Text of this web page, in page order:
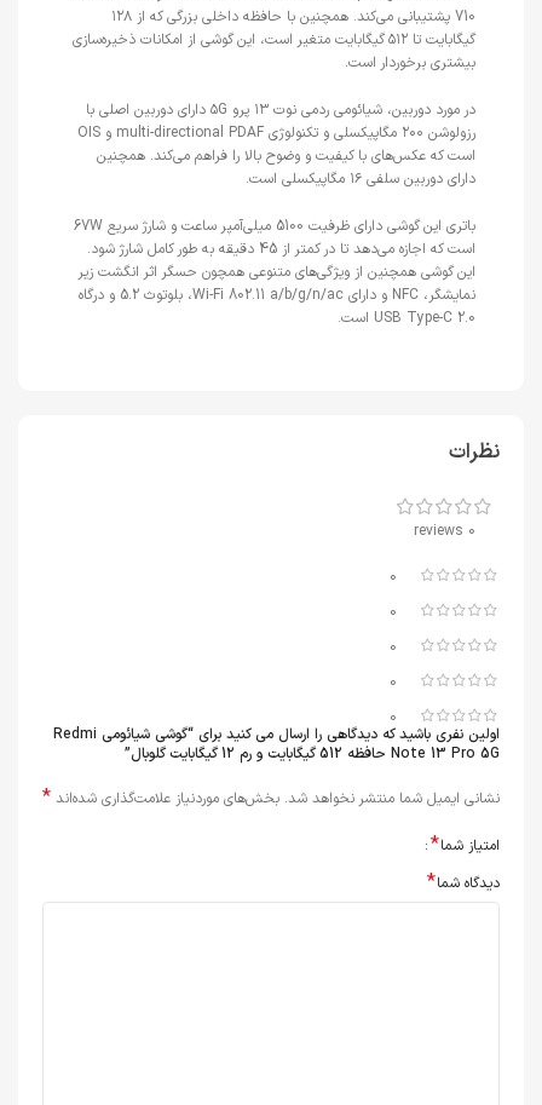
710 پشتیبانی می‌کند. همچنین با حافظه داخلی بزرگی که از ۱۲۸
گیگابایت تا ۵۱۲ گیگابایت متغیر است، این گوشی از امکانات ذخیره‌سازی
بیشتری برخوردار است.
در مورد دوربین، شیائومی ردمی نوت ۱۳ پرو ۵G دارای دوربین اصلی با
رزولوشن ۲۰۰ مگاپیکسلی و تکنولوژی multi-directional PDAF و OIS
است که عکس‌های با کیفیت و وضوح بالا را فراهم می‌کند. همچنین
دارای دوربین سلفی ۱۶ مگاپیکسلی است.
باتری این گوشی دارای ظرفیت 5100 میلی‌آمپر ساعت و شارژ سریع 67W
است که اجازه می‌دهد تا در کمتر از 45 دقیقه به طور کامل شارژ شود.
این گوشی همچنین از ویژگی‌های متنوعی همچون حسگر اثر انگشت زیر
نمایشگر، NFC و دارای Wi-Fi 802.11 a/b/g/n/ac، بلوتوث 5.2 و درگاه
USB Type-C 2.0 است.
نظرات
0 reviews
0
0
0
0
0
اولین نفری باشید که دیدگاهی را ارسال می کنید برای “گوشی شیائومی Redmi
Note 13 Pro 5G حافظه 512 گیگابایت و رم 12 گیگابایت گلوبال”
نشانی ایمیل شما منتشر نخواهد شد. بخش‌های موردنیاز علامت‌گذاری شده‌اند *
امتیاز شما*
دیدگاه شما*